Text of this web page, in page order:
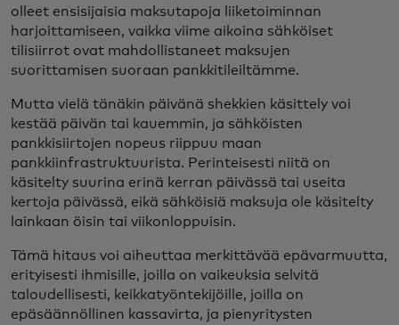
olleet ensisijaisia maksutapoja liiketoiminnan
harjoittamiseen, vaikka viime aikoina sähköiset
tilisiirrot ovat mahdollistaneet maksujen
suorittamisen suoraan pankkitileiltämme.
Mutta vielä tänäkin päivänä shekkien käsittely voi
kestää päivän tai kauemmin, ja sähköisten
pankkisiirtojen nopeus riippuu maan
pankkiinfrastruktuurista. Perinteisesti niitä on
käsitelty suurina erinä kerran päivässä tai useita
kertoja päivässä, eikä sähköisiä maksuja ole käsitelty
lainkaan öisin tai viikonloppuisin.
Tämä hitaus voi aiheuttaa merkittävää epävarmuutta,
erityisesti ihmisille, joilla on vaikeuksia selvitä
taloudellisesti, keikkatyöntekijöille, joilla on
epäsäännöllinen kassavirta, ja pienyritysten